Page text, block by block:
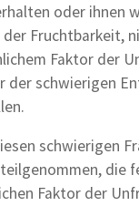
oder ihnen
Fruchtbarkeit,
Faktor der
schwierigen
schwierigen
die
Faktor der